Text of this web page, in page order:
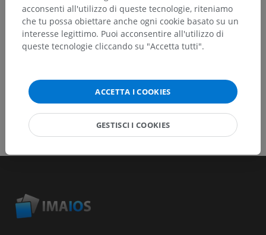
SCARICA L'APP
acconsenti all'utilizzo di queste tecnologie, riteniamo
che tu possa obiettare anche ogni cookie basato su un
interesse legittimo. Puoi acconsentire all'utilizzo di
queste tecnologie cliccando su "Accetta tutti".
ACCETTA I COOKIES
GESTISCI I COOKIES